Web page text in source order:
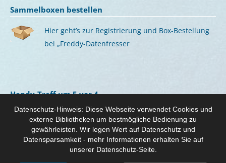
Datenschutz-Hinweis: Diese Webseite verwendet Cookies und
externe Bibliotheken um bestmögliche Bedienung zu
gewährleisten. Wir legen Wert auf Datenschutz und
Datensparsamkeit - mehr Informationen erhalten Sie auf
unserer Datenschutz-Seite.
Sammelboxen bestellen
Hier geht’s zur Registrierung und Box-Bestellung
bei „Freddy-Datenfresser
Handy-Treff um 5 vor 4
Hier geht’s zur Online-Reihe zu Themen rund ums Handy:
Handy-Treff um 5 vor 4